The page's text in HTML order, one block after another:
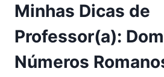
Minhas Dicas de
Professor(a):
Números